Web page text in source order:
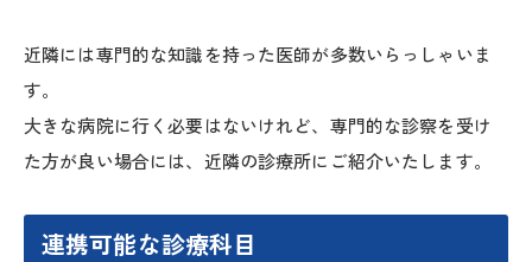
近隣には専門的な知識を持った医師が多数いらっしゃいま
す。
大きな病院に行く必要はないけれど、専門的な診察を受け
た方が良い場合には、近隣の診療所にご紹介いたします。
連携可能な診療科目